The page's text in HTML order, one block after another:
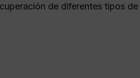
de diferentes tipos